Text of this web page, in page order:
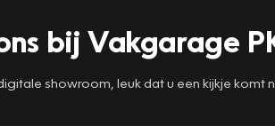
bij Vakgarage
showroom, leuk dat u een kijkje komt